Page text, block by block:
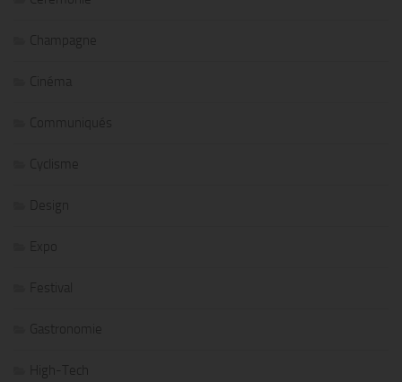
Champagne
Cinéma
Communiqués
Cyclisme
Design
Expo
Festival
Gastronomie
High-Tech